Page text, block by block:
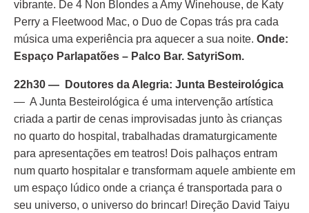
vibrante. De 4 Non Blondes a Amy Winehouse, de Katy
Perry a Fleetwood Mac, o Duo de Copas trás pra cada
música uma experiência pra aquecer a sua noite. Onde:
Espaço Parlapatões – Palco Bar. SatyriSom.
22h30 — Doutores da Alegria: Junta Besteirológica
— A Junta Besteirológica é uma intervenção artística
criada a partir de cenas improvisadas junto às crianças
no quarto do hospital, trabalhadas dramaturgicamente
para apresentações em teatros! Dois palhaços entram
num quarto hospitalar e transformam aquele ambiente em
um espaço lúdico onde a criança é transportada para o
seu universo, o universo do brincar! Direção David Taiyu